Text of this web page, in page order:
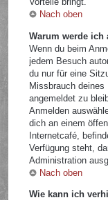
Nach oben
Warum werde ich
Wenn du beim
jedem Besuch
du nur für eine
Missbrauch
angemeldet zu
Anmelden
dich an einem
Internetcafé,
Verfügung steht,
Administration
Nach oben
Wie kann ich